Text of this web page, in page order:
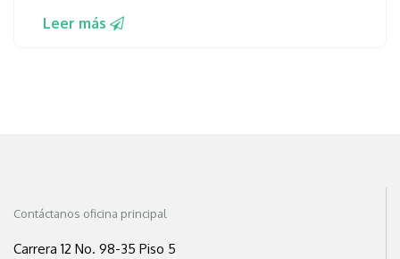
Leer más
Contáctanos oficina principal
Carrera 12 No. 98-35 Piso 5